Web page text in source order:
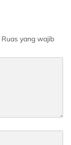
Ruas yang wajib